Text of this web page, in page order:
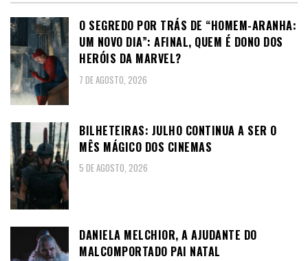
O SEGREDO POR TRÁS DE “HOMEM-ARANHA:
UM NOVO DIA”: AFINAL, QUEM É DONO DOS
HERÓIS DA MARVEL?
7 DE AGOSTO, 2026
BILHETEIRAS: JULHO CONTINUA A SER O
MÊS MÁGICO DOS CINEMAS
5 DE AGOSTO, 2026
DANIELA MELCHIOR, A AJUDANTE DO
MALCOMPORTADO PAI NATAL